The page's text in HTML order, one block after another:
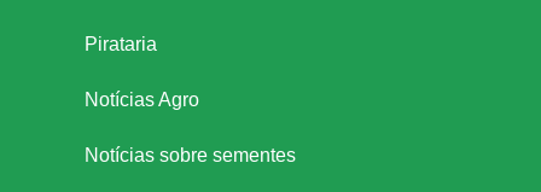
Pirataria
Notícias Agro
Notícias sobre sementes